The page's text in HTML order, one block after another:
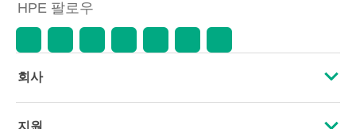
HPE 팔로우
회사
HPE 소개
지원